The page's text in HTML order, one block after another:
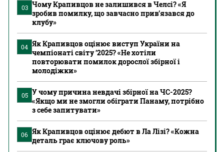
03 Чому Крапивцов не залишився в Челсі? «Я
зробив помилку, що завчасно прив’язався до
клубу»
04 Як Крапивцов оцінює виступ України на
чемпіонаті світу ’2025? «Не хотіли
повторювати помилок дорослої збірної і
молодіжки»
05 У чому причина невдачі збірної на ЧС-2025?
«Якщо ми не змогли обіграти Панаму, потрібно
з себе запитувати»
06 Як Крапивцов оцінює дебют в Ла Лізі? «Кожна
деталь грає ключову роль»